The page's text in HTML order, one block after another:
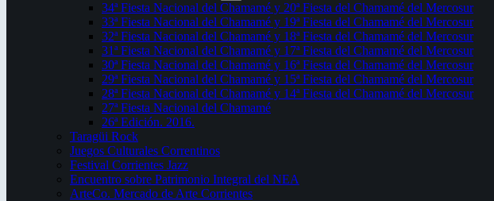
34ª Fiesta Nacional del Chamamé y 20ª Fiesta del Chamamé del Mercosur
33ª Fiesta Nacional del Chamamé y 19ª Fiesta del Chamamé del Mercosur
32ª Fiesta Nacional del Chamamé y 18ª Fiesta del Chamamé del Mercosur
31ª Fiesta Nacional del Chamamé y 17ª Fiesta del Chamamé del Mercosur
30ª Fiesta Nacional del Chamamé y 16ª Fiesta del Chamamé del Mercosur
29ª Fiesta Nacional del Chamamé y 15ª Fiesta del Chamamé del Mercosur
28ª Fiesta Nacional del Chamamé y 14ª Fiesta del Chamamé del Mercosur
27ª Fiesta Nacional del Chamamé
26ª Edición. 2016.
Taragüi Rock
Juegos Culturales Correntinos
Festival Corrientes Jazz
Encuentro sobre Patrimonio Integral del NEA
ArteCo. Mercado de Arte Corrientes